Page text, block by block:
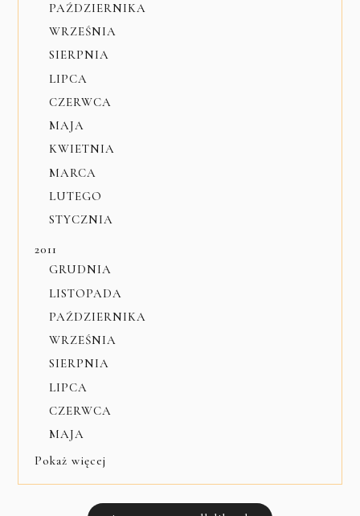
PAŹDZIERNIKA
WRZEŚNIA
SIERPNIA
LIPCA
CZERWCA
MAJA
KWIETNIA
MARCA
LUTEGO
STYCZNIA
2011
GRUDNIA
LISTOPADA
PAŹDZIERNIKA
WRZEŚNIA
SIERPNIA
LIPCA
CZERWCA
MAJA
Pokaż więcej